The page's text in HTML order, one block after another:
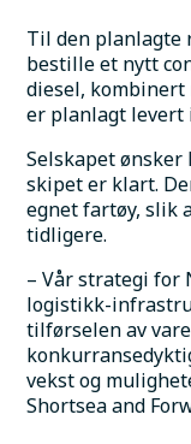
Til den planlagte
bestille et nytt
diesel, kombinert
er planlagt levert
Selskapet
skipet er klart.
egnet fartøy, slik
tidligere.
– Vår strategi for
logistikk-
tilførselen av
vekst og
Shortsea and